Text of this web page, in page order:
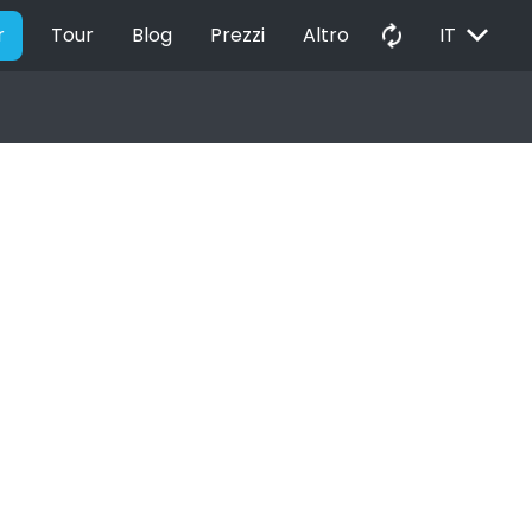
Tour Blog Prezzi Altro autorenew IT EXPAND_MORE